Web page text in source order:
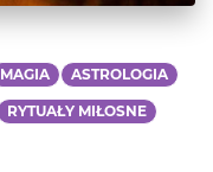
MAGIA ASTROLOGIA
RYTUAŁY MIŁOSNE